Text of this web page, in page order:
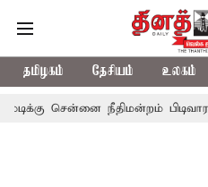
தமிழகம் தேசியம் உலகம்
நீதிமன்றம் பிடிவாராண்ட்